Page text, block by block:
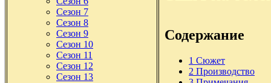
Сезон 7
Сезон 8
Сезон 9
Сезон 10
Сезон 11
Сезон 12
Сезон 13
Содержание
1 Сюжет
2 Производство